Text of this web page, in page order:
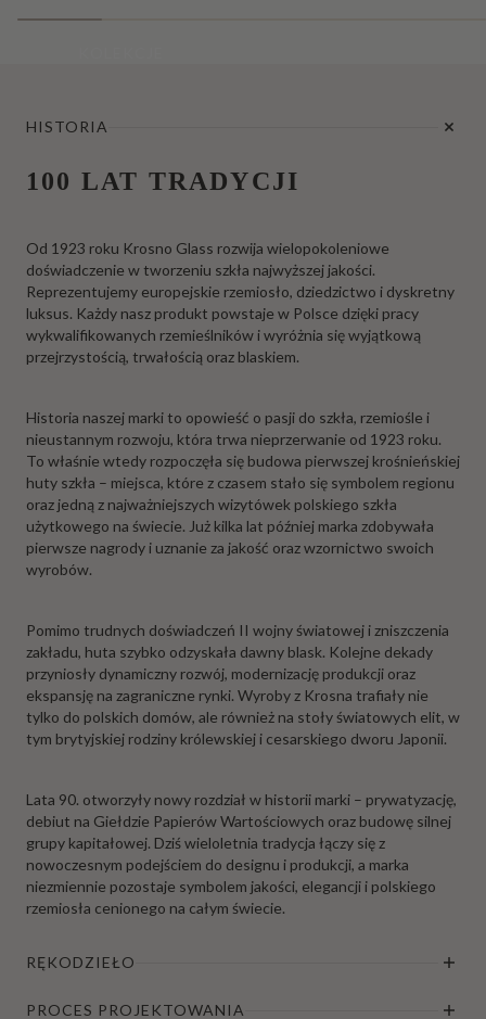
HISTORIA
100 LAT TRADYCJI
Od 1923 roku Krosno Glass rozwija wielopokoleniowe
doświadczenie w tworzeniu szkła najwyższej jakości.
Reprezentujemy europejskie rzemiosło, dziedzictwo i dyskretny
luksus. Każdy nasz produkt powstaje w Polsce dzięki pracy
wykwalifikowanych rzemieślników i wyróżnia się wyjątkową
przejrzystością, trwałością oraz blaskiem.
Historia naszej marki to opowieść o pasji do szkła, rzemiośle i
nieustannym rozwoju, która trwa nieprzerwanie od 1923 roku.
To właśnie wtedy rozpoczęła się budowa pierwszej krośnieńskiej
huty szkła – miejsca, które z czasem stało się symbolem regionu
oraz jedną z najważniejszych wizytówek polskiego szkła
użytkowego na świecie. Już kilka lat później marka zdobywała
pierwsze nagrody i uznanie za jakość oraz wzornictwo swoich
wyrobów.
Pomimo trudnych doświadczeń II wojny światowej i zniszczenia
zakładu, huta szybko odzyskała dawny blask. Kolejne dekady
przyniosły dynamiczny rozwój, modernizację produkcji oraz
ekspansję na zagraniczne rynki. Wyroby z Krosna trafiały nie
tylko do polskich domów, ale również na stoły światowych elit, w
tym brytyjskiej rodziny królewskiej i cesarskiego dworu Japonii.
Lata 90. otworzyły nowy rozdział w historii marki – prywatyzację,
debiut na Giełdzie Papierów Wartościowych oraz budowę silnej
grupy kapitałowej. Dziś wieloletnia tradycja łączy się z
nowoczesnym podejściem do designu i produkcji, a marka
niezmiennie pozostaje symbolem jakości, elegancji i polskiego
rzemiosła cenionego na całym świecie.
RĘKODZIEŁO
PROCES PROJEKTOWANIA